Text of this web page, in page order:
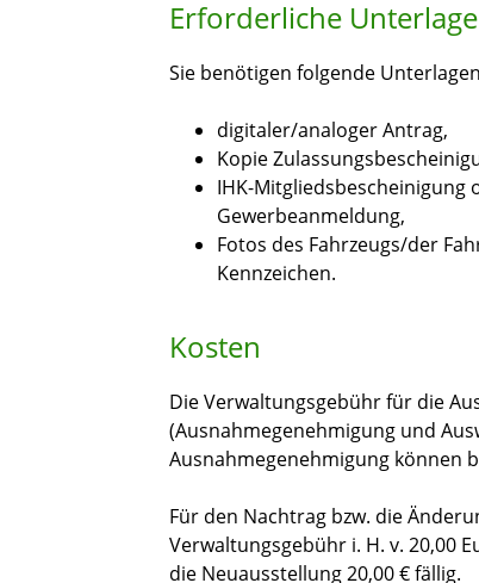
Erforderliche
Sie benötigen folgende
digitaler/analoger Antrag,
Kopie
IHK-
Gewerbeanmeldung,
Fotos des Fahrzeugs/der
Kennzeichen.
Kosten
Die Verwaltungsgebühr für die
(Ausnahmegenehmigung und
Ausnahmegenehmigung können
Für den Nachtrag bzw. die
Verwaltungsgebühr i. H. v. 20,00
die Neuausstellung 20,00 € fällig.